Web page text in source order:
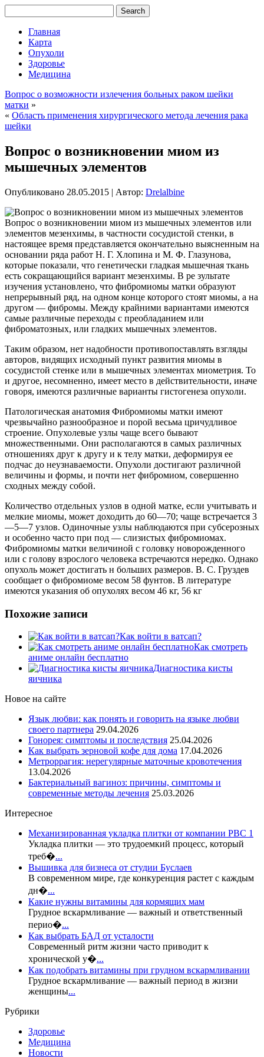
Главная
Карта
Опухоли
Здоровье
Медицина
Вопрос о возможности излечения больных раком шейки
матки »
« Область применения хирургического метода лечения рака
шейки
Вопрос о возникновении миом из
мышечных элементов
Опубликовано 28.05.2015 | Автор: Drelalbine
Вопрос о возникновении миом из мышечных элементов или
элементов мезенхимы, в частности сосудистой стенки, в
настоящее время представляется окончательно выясненным на
основании ряда работ Н. Г. Хлопина и М. Ф. Глазунова,
которые показали, что генетически гладкая мышечная ткань
есть сокращающийся вариант мезенхимы. В ре зультате
изучения установлено, что фибромиомы матки образуют
непрерывный ряд, на одном конце которого стоят миомы, а на
другом — фибромы. Между крайними вариантами имеются
самые различные переходы с преобладанием или
фиброматозных, или гладких мышечных элементов.
Таким образом, нет надобности противопоставлять взгляды
авторов, видящих исходный пункт развития миомы в
сосудистой стенке или в мышечных элементах миометрия. То
и другое, несомненно, имеет место в действительности, иначе
говоря, имеются различные варианты гистогенеза опухоли.
Патологическая анатомия Фибромиомы матки имеют
чрезвычайно разнообразное и порой весьма цричудливое
строение. Опухолевые узлы чаще всего бывают
множественными. Они располагаются в самых различных
отношениях друг к другу и к телу матки, деформируя ее
подчас до неузнаваемости. Опухоли достигают различной
величины и формы, и почти нет фибромиом, совершенно
сходных между собой.
Количество отдельных узлов в одной матке, если учитывать и
мелкие миомы, может доходить до 60—70; чаще встречается 3
—5—7 узлов. Одиночные узлы наблюдаются при субсерозных
и особенно часто при под — слизистых фибромиомах.
Фибромиомы матки величиной с головку новорожденного
или с голову взрослого человека встречаются нередко. Однако
опухоль может достигать н больших размеров. В. С. Груздев
сообщает о фибромиоме весом 58 фунтов. В литературе
имеются указания об опухолях весом 46 кг, 56 кг
Похожие записи
Как войти в ватсап?
Как смотреть
аниме онлайн бесплатно
Диагностика кисты
яичника
Новое на сайте
Язык любви: как понять и говорить на языке любви
своего партнера 29.04.2026
Гонорея: симптомы и последствия 25.04.2026
Как выбрать зерновой кофе для дома 17.04.2026
Метроррагия: нерегулярные маточные кровотечения
13.04.2026
Бактериальный вагиноз: причины, симптомы и
современные методы лечения 25.03.2026
Интересное
Механизированная укладка плитки от компании РВС 1
Укладка плитки — это трудоемкий процесс, который
треб�...
Вышивка для бизнеса от студии Буслаев
В современном мире, где конкуренция растет с каждым
дн�...
Какие нужны витамины для кормящих мам
Грудное вскармливание — важный и ответственный
перио�...
Как выбрать БАД от усталости
Современный ритм жизни часто приводит к
хронической у�...
Как подобрать витамины при грудном вскармливании
Грудное вскармливание — важный период в жизни
женщины...
Рубрики
Здоровье
Медицина
Новости